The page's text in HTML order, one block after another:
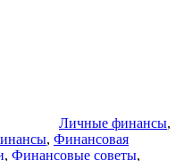
Личные финансы,
, Финансовая
, Финансовые советы,